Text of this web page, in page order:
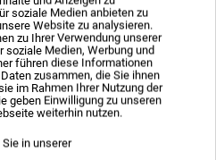
soziale Medien anbieten zu
Website zu analysieren.
zu Ihrer Verwendung unserer
soziale Medien, Werbung und
führen diese Informationen
zusammen, die Sie ihnen
im Rahmen Ihrer Nutzung der
geben Einwilligung zu unseren
weiterhin nutzen.
in unserer